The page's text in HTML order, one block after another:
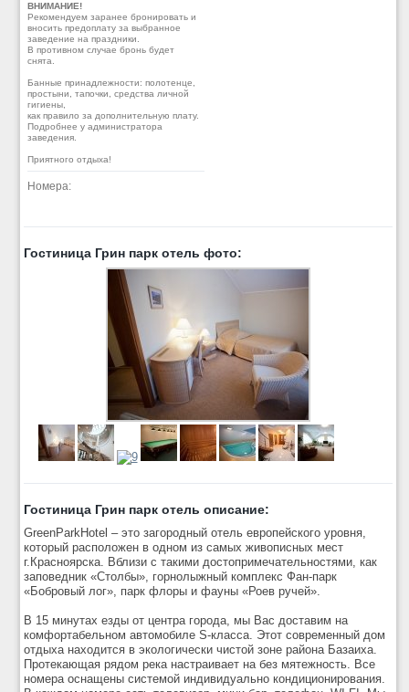
ВНИМАНИЕ!
Рекомендуем заранее бронировать и
вносить предоплату за выбранное
заведение на праздники.
В противном случае бронь будет
снята.
Банные принадлежности: полотенце,
простыни, тапочки, средства личной
гигиены,
как правило за дополнительную плату.
Подробнее у администратора
заведения.
Приятного отдыха!
Номера:
Гостиница Грин парк отель фото:
Гостиница Грин парк отель описание:
GreenParkHotel – это загородный отель европейского уровня,
который расположен в одном из самых живописных мест
г.Красноярска. Вблизи с такими достопримечательностями, как
заповедник «Столбы», горнолыжный комплекс Фан-парк
«Бобровый лог», парк флоры и фауны «Роев ручей».
В 15 минутах езды от центра города, мы Вас доставим на
комфортабельном автомобиле S-класса. Этот современный дом
отдыха находится в экологически чистой зоне района Базаиха.
Протекающая рядом река настраивает на без мятежность. Все
номера оснащены системой индивидуально кондиционирования.